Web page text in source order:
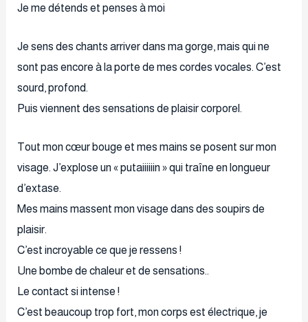
Je me détends et penses à moi
Je sens des chants arriver dans ma gorge, mais qui ne
sont pas encore à la porte de mes cordes vocales. C’est
sourd, profond.
Puis viennent des sensations de plaisir corporel.
Tout mon cœur bouge et mes mains se posent sur mon
visage. J’explose un « putaiiiiiin » qui traîne en longueur
d’extase.
Mes mains massent mon visage dans des soupirs de
plaisir.
C’est incroyable ce que je ressens !
Une bombe de chaleur et de sensations..
Le contact si intense !
C’est beaucoup trop fort, mon corps est électrique, je